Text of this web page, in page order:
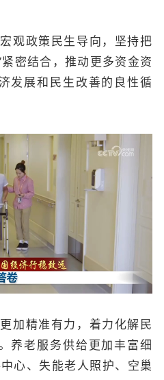
观政策民生导向，坚持把
紧密结合，推动更多资金资
发展和民生改善的良性循
加精准有力，着力化解民
养老服务供给更加丰富细
心、失能老人照护、空巢